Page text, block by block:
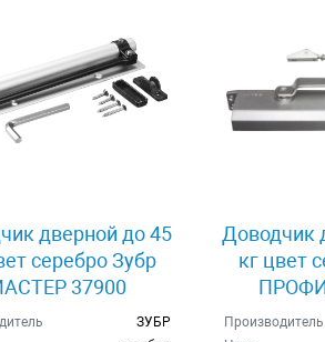
дверной до 45
серебро Зубр
37900
ЗУБР
Доводчик
кг цвет
ПРОФИ
Производитель